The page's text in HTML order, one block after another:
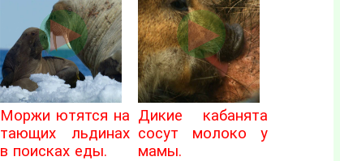
Моржи ютятся на
тающих льдинах
в поисках еды.
Дикие кабанята
сосут молоко у
мамы.